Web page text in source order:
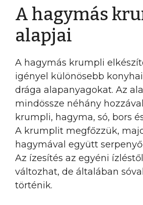
A hagymás
alapjai
A hagymás krumpli
igényel különösebb
drága alapanyagokat. Az
mindössze néhány
krumpli, hagyma, só, bors
A krumplit megfőzzük,
hagymával együtt
Az ízesítés az egyéni
változhat, de általában
történik.